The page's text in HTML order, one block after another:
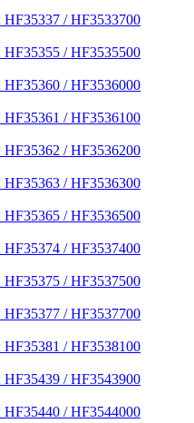
/ HF3533700
/ HF3535500
/ HF3536000
/ HF3536100
/ HF3536200
/ HF3536300
/ HF3536500
/ HF3537400
/ HF3537500
/ HF3537700
/ HF3538100
/ HF3543900
/ HF3544000